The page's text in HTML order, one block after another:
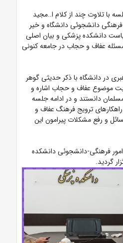
با تلاوت چند از کلام ا..مجید
دانشجوئی دانشگاه و خیر
دانشکده پزشکی و بیان اصلی
عفاف و حجاب در جامعه کنونی
در دانشگاه با ذکر حدیثی گوهر
موضوع عفاف و حجاب اشاره و
دانستند و در ادامه جلسه
ترویج فرهنگ عفاف و
و رفع مشکلات پیرامون این
فرهنگی-دانشجوئی دانشکده
گردید.